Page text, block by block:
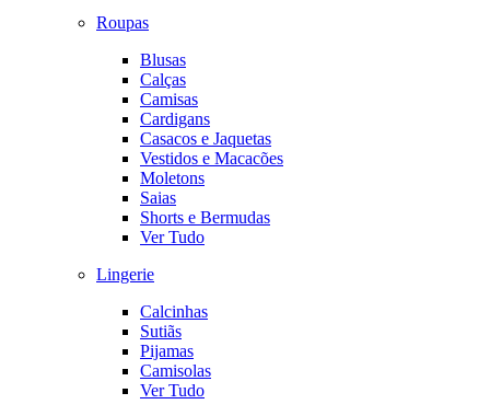
Roupas
Blusas
Calças
Camisas
Cardigans
Casacos e Jaquetas
Vestidos e Macacões
Moletons
Saias
Shorts e Bermudas
Ver Tudo
Lingerie
Calcinhas
Sutiãs
Pijamas
Camisolas
Ver Tudo